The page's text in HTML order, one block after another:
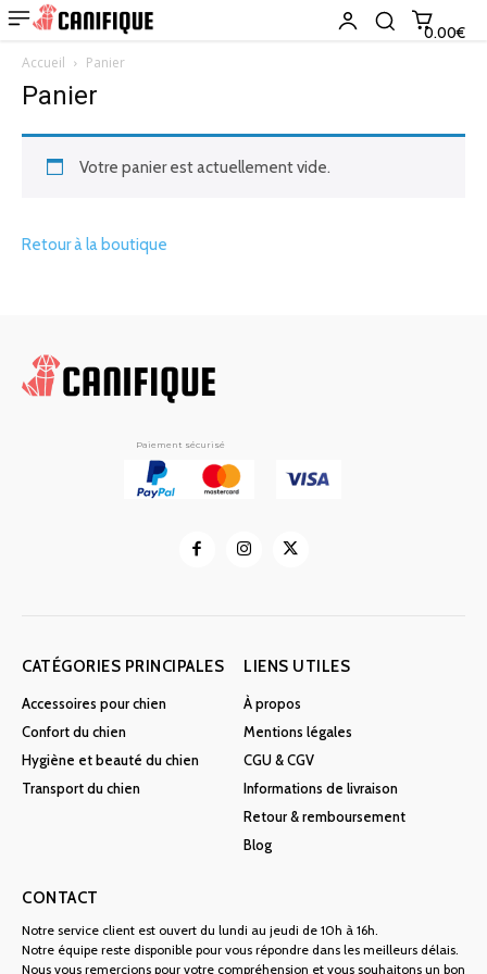
0.00€
Accueil Panier
Panier
Votre panier est actuellement vide.
Retour à la boutique
Paiement sécurisé
CATÉGORIES PRINCIPALES
Accessoires pour chien
Confort du chien
Hygiène et beauté du chien
Transport du chien
LIENS UTILES
À propos
Mentions légales
CGU & CGV
Informations de livraison
Retour & remboursement
Blog
CONTACT
Notre service client est ouvert du lundi au jeudi de 10h à 16h.
Notre équipe reste disponible pour vous répondre dans les meilleurs délais.
Nous vous remercions pour votre compréhension et vous souhaitons un bon